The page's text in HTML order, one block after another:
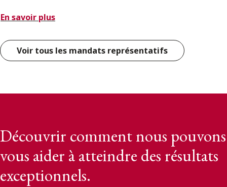
En savoir plus
Voir tous les mandats représentatifs
Découvrir comment nous pouvons
vous aider à atteindre des résultats
exceptionnels.